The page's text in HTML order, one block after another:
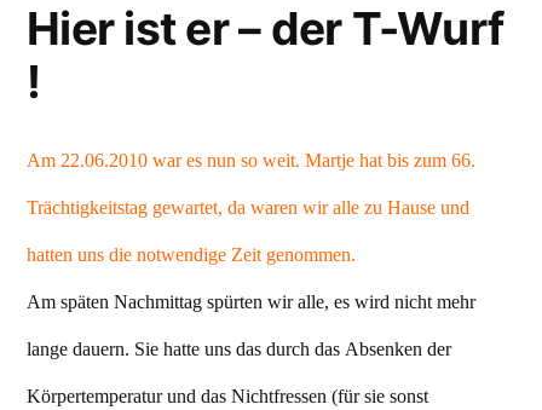
Hier ist er – der T-Wurf
!
Am 22.06.2010 war es nun so weit. Martje hat bis zum 66.
Trächtigkeitstag gewartet, da waren wir alle zu Hause und
hatten uns die notwendige Zeit genommen.
Am späten Nachmittag spürten wir alle, es wird nicht mehr
lange dauern. Sie hatte uns das durch das Absenken der
Körpertemperatur und das Nichtfressen (für sie sonst